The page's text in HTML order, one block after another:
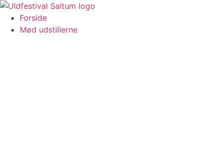
Videre
indhold
Forside
Mød udstillerne